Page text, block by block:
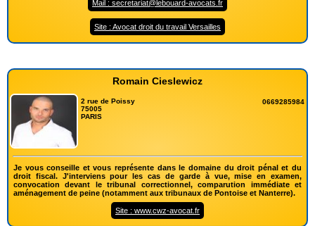
Mail : secretariat@lebouard-avocats.fr
Site : Avocat droit du travail Versailles
Romain Cieslewicz
2 rue de Poissy
75005
PARIS
0669285984
Je vous conseille et vous représente dans le domaine du droit pénal et du
droit fiscal. J'interviens pour les cas de garde à vue, mise en examen,
convocation devant le tribunal correctionnel, comparution immédiate et
aménagement de peine (notamment aux tribunaux de Pontoise et Nanterre).
Site : www.cwz-avocat.fr